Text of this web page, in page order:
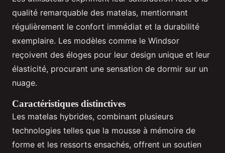
qualité remarquable des matelas, mentionnant
régulièrement le confort immédiat et la durabilité
exemplaire. Les modèles comme le Windsor
reçoivent des éloges pour leur design unique et leur
élasticité, procurant une sensation de dormir sur un
nuage.
Caractéristiques distinctives
Les matelas hybrides, combinant plusieurs
technologies telles que la mousse à mémoire de
forme et les ressorts ensachés, offrent un soutien